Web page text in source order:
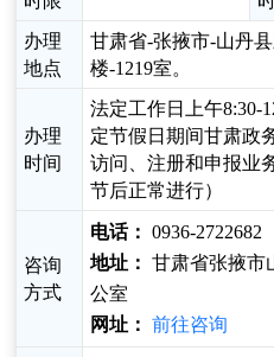
办理
地点
甘肃省-张掖市-山丹
楼-1219室。
办理
时间
法定工作日上午8:30-
定节假日期间甘肃政
访问、注册和申报业
节后正常进行）
咨询
方式
电话： 0936-2722682
地址： 甘肃省张掖市
公室
网址： 前往咨询